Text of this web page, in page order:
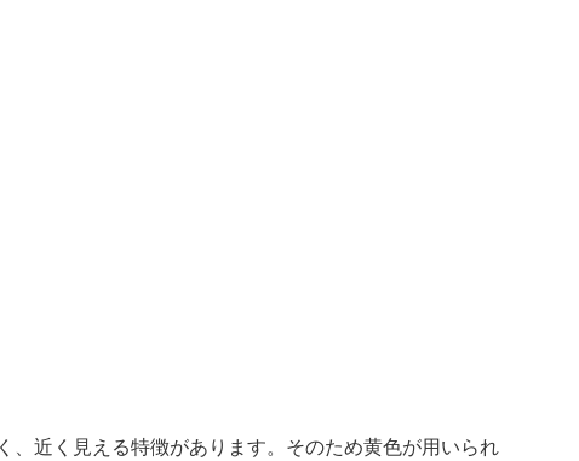
近く見える特徴があります。そのため黄色が用いられ